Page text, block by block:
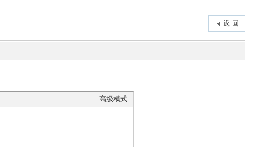
返 回
高级模式